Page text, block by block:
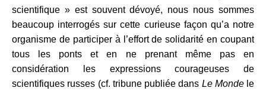
scientifique » est souvent dévoyé, nous nous sommes
beaucoup interrogés sur cette curieuse façon qu’a notre
organisme de participer à l’effort de solidarité en coupant
tous les ponts et en ne prenant même pas en
considération les expressions courageuses de
scientifiques russes (cf. tribune publiée dans Le Mondele